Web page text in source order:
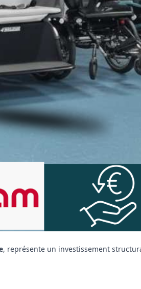
, représente un investissement